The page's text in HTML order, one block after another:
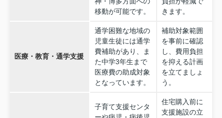
移動が可能です。
きます。
医療・教育・通学支援
通学困難な地域の
児童生徒には通学
費補助があり、ま
た中学3年生まで
医療費の助成対象
となっています。
補助対象範囲
を事前に確認
し、費用負担
を抑える計画
を立てましょ
う。
子育て支援センタ
住宅購入前に
支援施設の立